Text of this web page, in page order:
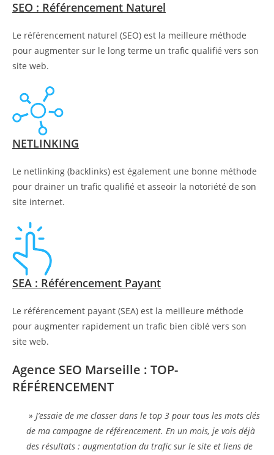
SEO : Référencement Naturel
Le référencement naturel (SEO) est la meilleure méthode
pour augmenter sur le long terme un trafic qualifié vers son
site web.
NETLINKING
Le netlinking (backlinks) est également une bonne méthode
pour drainer un trafic qualifié et asseoir la notoriété de son
site internet.
SEA : Référencement Payant
Le référencement payant (SEA) est la meilleure méthode
pour augmenter rapidement un trafic bien ciblé vers son
site web.
Agence SEO Marseille : TOP-
RÉFÉRENCEMENT
» J’essaie de me classer dans le top 3 pour tous les mots clés
de ma campagne de référencement. En un mois, je vois déjà
des résultats : augmentation du trafic sur le site et liens de